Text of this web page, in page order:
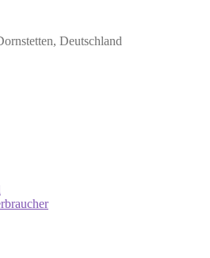
Deutschland